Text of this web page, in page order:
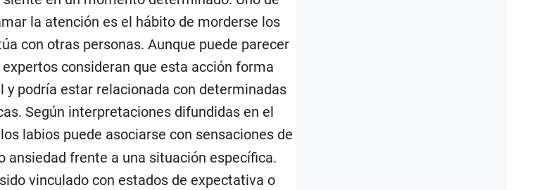
la atención es el hábito de morderse los
con otras personas. Aunque puede parecer
consideran que esta acción forma
y podría estar relacionada con determinadas
Según interpretaciones difundidas en el
labios puede asociarse con sensaciones de
ansiedad frente a una situación específica.
vinculado con estados de expectativa o